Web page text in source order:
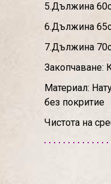
5.Дължина
6.Дължина
7.Дължина
Закопчаване:
Материал:
без покритие
Чистота на